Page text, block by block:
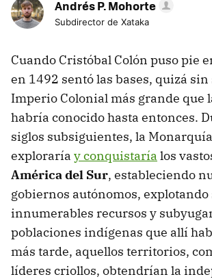
Andrés P. Mohorte
Subdirector de Xataka
Cuando Cristóbal Colón puso pie
en 1492 sentó las bases, quizá sin
Imperio Colonial más grande que
habría conocido hasta entonces.
siglos subsiguientes, la
exploraría y conquistaría los
América del Sur, estableciendo
gobiernos autónomos, explotando
innumerables recursos y
poblaciones indígenas que allí
más tarde, aquellos territorios,
líderes criollos, obtendrían la